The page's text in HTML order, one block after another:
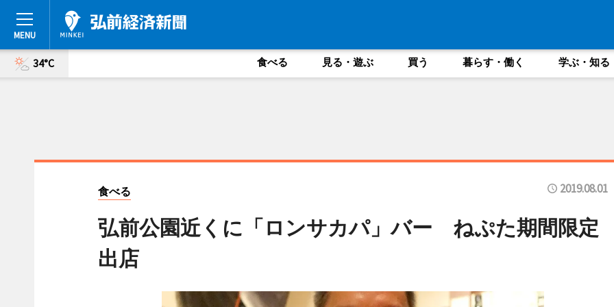
34°C 食べる 見る・遊ぶ 買う 暮らす・働く 学ぶ・知る
食べる 2019.08.01
弘前公園近くに「ロンサカパ」バー ねぷた期間限定
出店